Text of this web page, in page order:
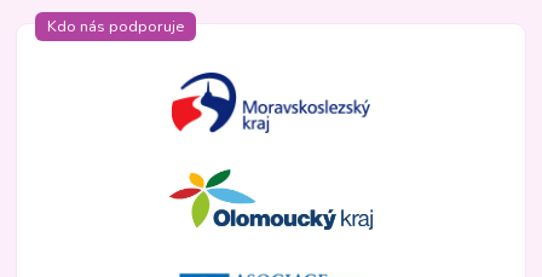
Kdo nás podporuje